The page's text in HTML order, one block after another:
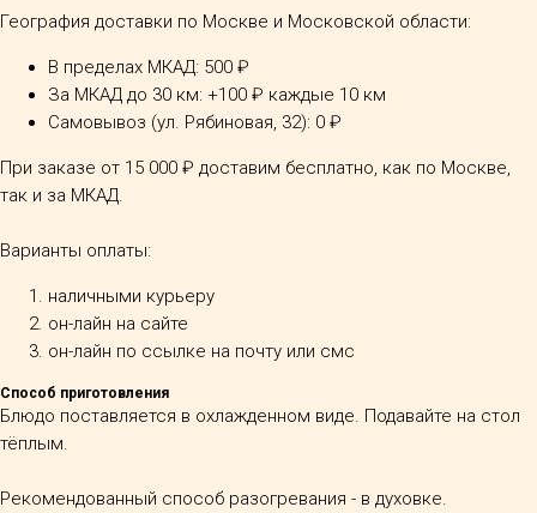
География доставки по Москве и Московской области:
В пределах МКАД: 500 ₽
За МКАД до 30 км: +100 ₽ каждые 10 км
Самовывоз (ул. Рябиновая, 32): 0 ₽
При заказе от 15 000 ₽ доставим бесплатно, как по Москве,
так и за МКАД.
Варианты оплаты:
наличными курьеру
он-лайн на сайте
он-лайн по ссылке на почту или смс
Способ приготовления
Блюдо поставляется в охлажденном виде. Подавайте на стол
тёплым.
Рекомендованный способ разогревания - в духовке.